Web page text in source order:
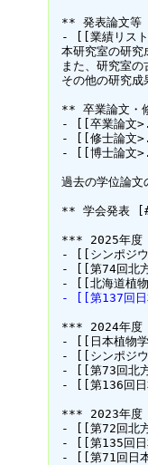
** 発表論文
- [[業績リス
本研究室の研究
また、研究
その他の研
** 卒業論文・
- [[卒業論文
- [[修士論文
- [[博士論文
過去の学位
** 学会発表
*** 2025年度
- [[シンポジウ
- [[第74回北方
- [[第137回日
*** 2024年度
- [[日本植物学
- [[シンポジウ
- [[第73回北方
- [[第136回日
*** 2023年度
- [[第72回北方
- [[第135回日
- [[第71回日本